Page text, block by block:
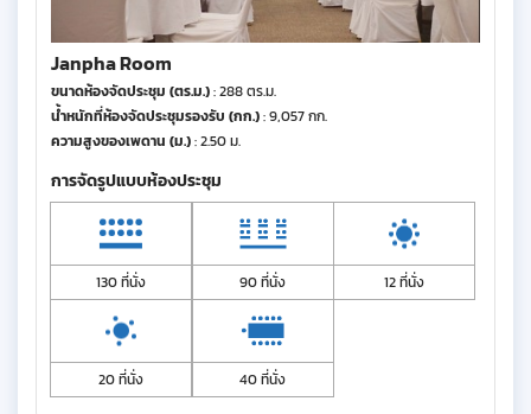
Janpha Room
ขนาดห้องจัดประชุม (ตร.ม.): 288 ตร.ม.
น้ำหนักที่ห้องจัดประชุมรองรับ (กก.): 9,057 กก.
ความสูงของเพดาน (ม.): 2.50 ม.
การจัดรูปแบบห้องประชุม
130 ที่นั่ง 90 ที่นั่ง 12 ที่นั่ง
20 ที่นั่ง 40 ที่นั่ง